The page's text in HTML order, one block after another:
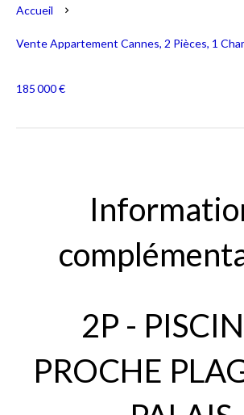
Accueil
Vente Appartement Cannes, 2 Pièces, 1
185 000 €
2P -
PROCHE